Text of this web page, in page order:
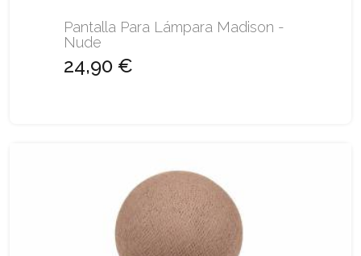
Pantalla Para Lámpara Madison -
Nude
24,90 €